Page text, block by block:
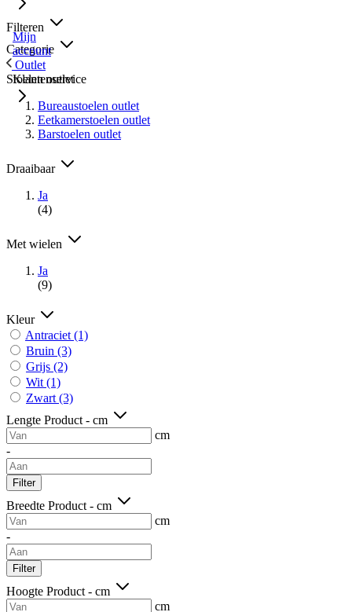
Mijn
account
Klantenservice
Filteren
Categorie
Outlet
Stoelen outlet
Bureaustoelen outlet
Eetkamerstoelen outlet
Barstoelen outlet
Draaibaar
Ja
(4)
Met wielen
Ja
(9)
Kleur
Antraciet (1)
Bruin (3)
Grijs (2)
Wit (1)
Zwart (3)
Lengte Product - cm
cm
-
Filter
Breedte Product - cm
cm
-
Filter
Hoogte Product - cm
cm